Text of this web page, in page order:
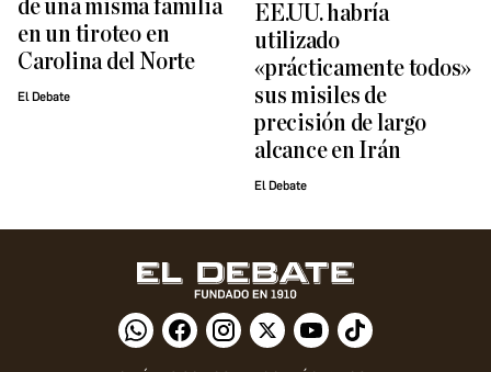
de una misma familia
en un tiroteo en
Carolina del Norte
El Debate
EE.UU. habría
utilizado
«prácticamente todos»
sus misiles de
precisión de largo
alcance en Irán
El Debate